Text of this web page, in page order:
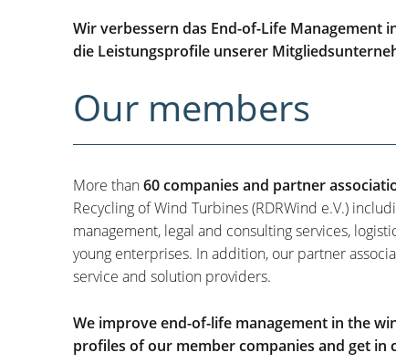
Wir verbessern das End-of-Life Management
die Leistungsprofile unserer
Our members
More than60 companies and partner
Recycling of Wind Turbines (RDRWind e.V.)
management, legal and consulting services,
young enterprises. In addition, our partner
service and solution providers.
We improve end-of-life management in the
profiles of our member companies and get